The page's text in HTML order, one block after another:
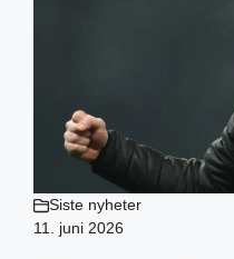
Siste nyheter
11. juni 2026